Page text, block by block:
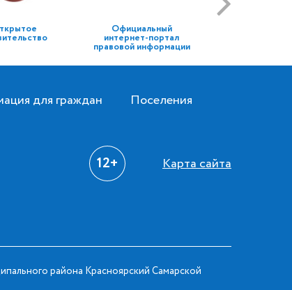
Официальный
интернет-портал
правовой информации
для граждан Поселения
12+ Карта сайта
района Красноярский Самарской